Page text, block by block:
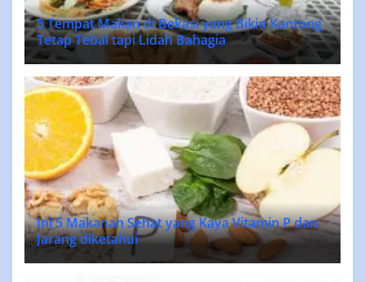
5 Tempat Makan di Bekasi yang Bikin Kantong
Tetap Tebal tapi Lidah Bahagia
Ini 5 Makanan Sehat yang Kaya Vitamin P dan
Jarang diketahui